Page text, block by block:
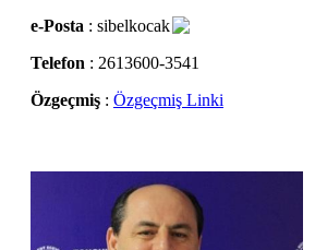
e-Posta : sibelkocak
Telefon : 2613600-3541
Özgeçmiş : Özgeçmiş Linki